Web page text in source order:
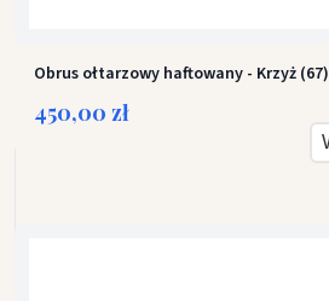
Obrus ołtarzowy haftowany - Krzyż (67)
450,00 zł